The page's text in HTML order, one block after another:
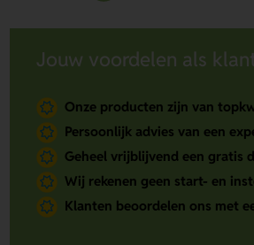
Jouw voordelen als
Onze producten zijn van
Persoonlijk advies van een
Geheel vrijblijvend een gratis
Wij rekenen geen start- en
Klanten beoordelen ons met